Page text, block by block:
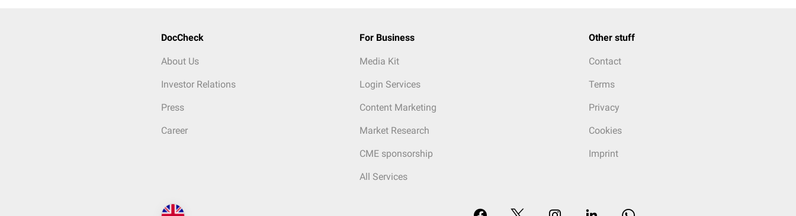
DocCheck
About Us
Investor Relations
Press
Career
For Business
Media Kit
Login Services
Content Marketing
Market Research
CME sponsorship
All Services
Other stuff
Contact
Terms
Privacy
Cookies
Imprint